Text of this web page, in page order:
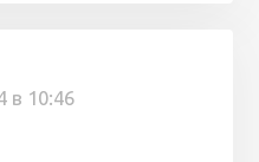
в 10:46